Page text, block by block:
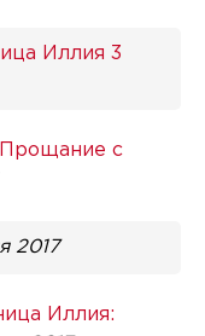
Иллия 3
с
2017
Иллия: